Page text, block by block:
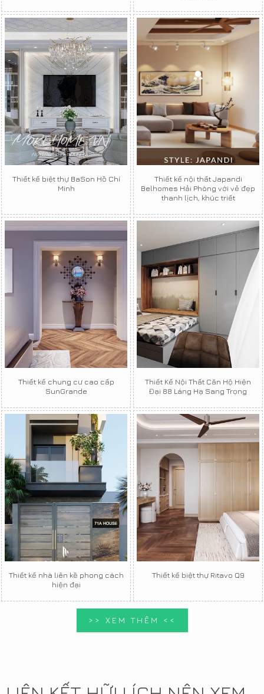
Thiết kế biệt thự BaSon Hồ Chí
Minh
Thiết kế nội thất Japandi
Belhomes Hải Phòng với vẻ đẹp
thanh lịch, khúc triết
Thiết kế chung cư cao cấp
SunGrande
Thiết Kế Nội Thất Căn Hộ Hiện
Đại 88 Láng Hạ Sang Trọng
Thiết kế nhà liên kề phong cách
hiện đại
Thiết kế biệt thự Ritavo Q9
>> XEM THÊM <<